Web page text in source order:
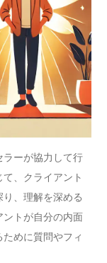
ラーが協力して行
、クライアント
、理解を深める
ントが自分の内面
めに質問やフィ